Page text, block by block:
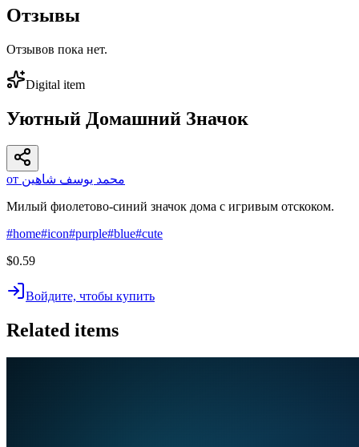
Отзывы
Отзывов пока нет.
Digital item
Уютный Домашний Значок
от محمد يوسف شاهين
Милый фиолетово-синий значок дома с игривым отскоком.
#home#icon#purple#blue#cute
$0.59
Войдите, чтобы купить
Related items